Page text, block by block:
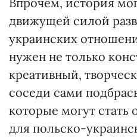
движущей силой
украинских
нужен не только
креативный,
соседи сами
которые могут
для польско-